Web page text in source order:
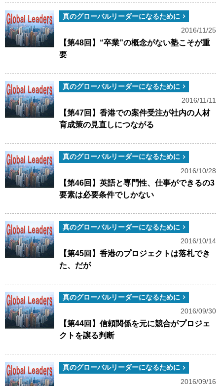
真のグローバルリーダーになるために
2016/11/25
【第48回】“卒業”の概念がない塾こそが重
要
真のグローバルリーダーになるために
2016/11/11
【第47回】香港での案件受注が社内の人材
育成策の見直しにつながる
真のグローバルリーダーになるために
2016/10/28
【第46回】英語と専門性、仕事ができるの3
要素は必要条件でしかない
真のグローバルリーダーになるために
2016/10/14
【第45回】香港のプロジェクトは落札でき
た、だが
真のグローバルリーダーになるために
2016/09/30
【第44回】信頼関係を元に競合がプロジェ
クトを譲る判断
真のグローバルリーダーになるために
2016/09/16